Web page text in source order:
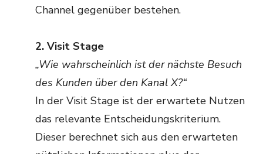
Channel gegenüber bestehen.
2. Visit Stage
„Wie wahrscheinlich ist der nächste Besuch
des Kunden über den Kanal X?“
In der Visit Stage ist der erwartete Nutzen
das relevante Entscheidungskriterium.
Dieser berechnet sich aus den erwarteten